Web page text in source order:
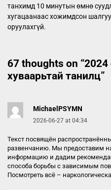
танхимд 10 минутын өмнө
хугацаанаас хожимдсон
оруулахгүй.
67 thoughts on “
хуваарьтай танилц”
MichaelPSYMN
2026-06-27 at 04:34
Текст посвящён
развенчанию. Мы предоставим
информацию и дадим
способа борьбы с зависимым
Посмотреть всё –